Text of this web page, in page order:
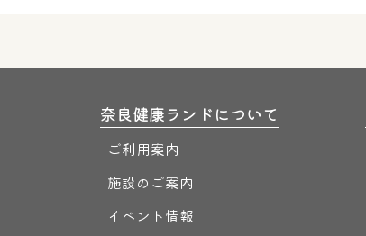
奈良健康ランドについて
ご利用案内
施設のご案内
イベント情報